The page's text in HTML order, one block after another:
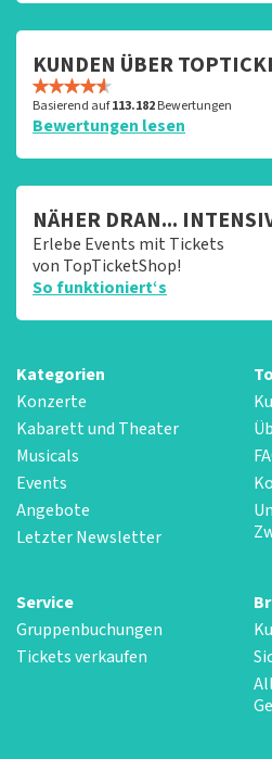
KUNDEN ÜBER
Basierend auf113.182Bewertungen
Bewertungen lesen
NÄHER DRAN...
Erlebe Events mit Tickets
von TopTicketShop!
So funktioniert‘s
Kategorien
Konzerte
Kabarett und Theater
Musicals
Events
Angebote
Letzter Newsletter
Service
Gruppenbuchungen
Tickets verkaufen